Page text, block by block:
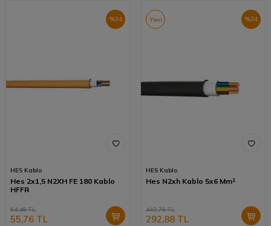
%34
HES Kablo
Hes 2x1,5 N2XH FE 180 Kablo
HFFR
84,48TL
55,76 TL
%34
Yeni
HES Kablo
Hes N2xh Kablo 5x6 Mm²
443,76TL
292,88 TL